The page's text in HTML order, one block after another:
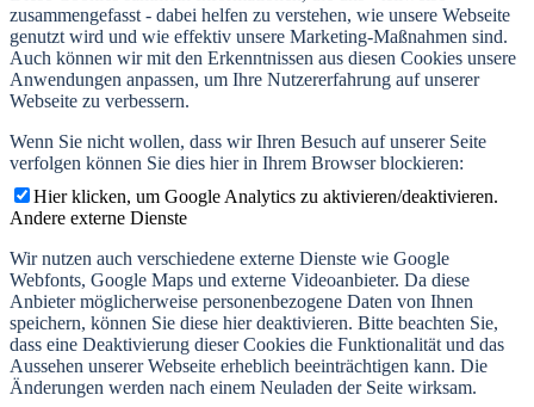
zusammengefasst - dabei helfen zu verstehen, wie unsere Webseite
genutzt wird und wie effektiv unsere Marketing-Maßnahmen sind.
Auch können wir mit den Erkenntnissen aus diesen Cookies unsere
Anwendungen anpassen, um Ihre Nutzererfahrung auf unserer
Webseite zu verbessern.
Wenn Sie nicht wollen, dass wir Ihren Besuch auf unserer Seite
verfolgen können Sie dies hier in Ihrem Browser blockieren:
Hier klicken, um Google Analytics zu aktivieren/deaktivieren.
Andere externe Dienste
Wir nutzen auch verschiedene externe Dienste wie Google
Webfonts, Google Maps und externe Videoanbieter. Da diese
Anbieter möglicherweise personenbezogene Daten von Ihnen
speichern, können Sie diese hier deaktivieren. Bitte beachten Sie,
dass eine Deaktivierung dieser Cookies die Funktionalität und das
Aussehen unserer Webseite erheblich beeinträchtigen kann. Die
Änderungen werden nach einem Neuladen der Seite wirksam.